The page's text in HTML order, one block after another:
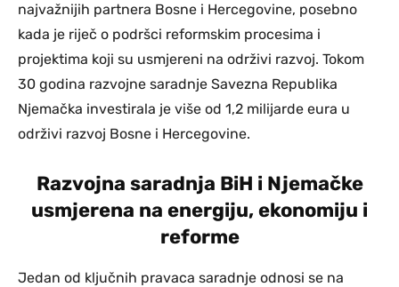
najvažnijih partnera Bosne i Hercegovine, posebno
kada je riječ o podršci reformskim procesima i
projektima koji su usmjereni na održivi razvoj. Tokom
30 godina razvojne saradnje Savezna Republika
Njemačka investirala je više od 1,2 milijarde eura u
održivi razvoj Bosne i Hercegovine.
Razvojna saradnja BiH i Njemačke
usmjerena na energiju, ekonomiju i
reforme
Jedan od ključnih pravaca saradnje odnosi se na